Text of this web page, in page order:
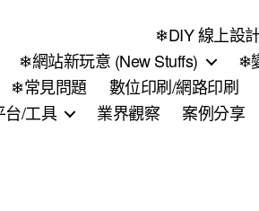
❄DIY 線上設
❄網站新玩意 (New Stuffs)
❄
❄常見問題
數位印刷/網路印刷
台/工具
業界觀察 案例分享